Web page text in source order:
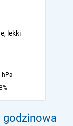
lekki
hPa
godzinowa